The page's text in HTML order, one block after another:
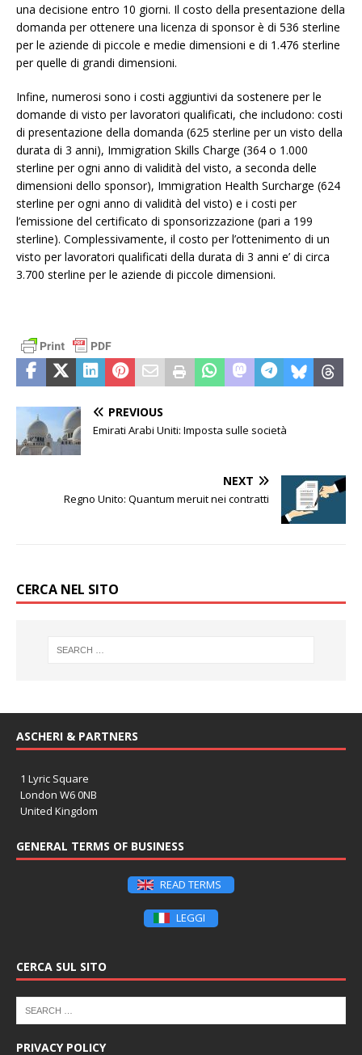
una decisione entro 10 giorni. Il costo della presentazione della
domanda per ottenere una licenza di sponsor è di 536 sterline
per le aziende di piccole e medie dimensioni e di 1.476 sterline
per quelle di grandi dimensioni.
Infine, numerosi sono i costi aggiuntivi da sostenere per le
domande di visto per lavoratori qualificati, che includono: costi
di presentazione della domanda (625 sterline per un visto della
durata di 3 anni), Immigration Skills Charge (364 o 1.000
sterline per ogni anno di validità del visto, a seconda delle
dimensioni dello sponsor), Immigration Health Surcharge (624
sterline per ogni anno di validità del visto) e i costi per
l’emissione del certificato di sponsorizzazione (pari a 199
sterline). Complessivamente, il costo per l’ottenimento di un
visto per lavoratori qualificati della durata di 3 anni e’ di circa
3.700 sterline per le aziende di piccole dimensioni.
PREVIOUS
Emirati Arabi Uniti: Imposta sulle società
NEXT
Regno Unito: Quantum meruit nei contratti
CERCA NEL SITO
ASCHERI & PARTNERS
1 Lyric Square
London W6 0NB
United Kingdom
GENERAL TERMS OF BUSINESS
READ TERMS
LEGGI
CERCA SUL SITO
PRIVACY POLICY